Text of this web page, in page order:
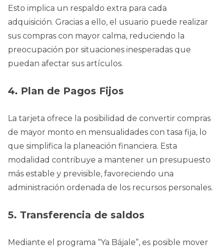
Esto implica un respaldo extra para cada
adquisición. Gracias a ello, el usuario puede realizar
sus compras con mayor calma, reduciendo la
preocupación por situaciones inesperadas que
puedan afectar sus artículos.
4. Plan de Pagos Fijos
La tarjeta ofrece la posibilidad de convertir compras
de mayor monto en mensualidades con tasa fija, lo
que simplifica la planeación financiera. Esta
modalidad contribuye a mantener un presupuesto
más estable y previsible, favoreciendo una
administración ordenada de los recursos personales.
5. Transferencia de saldos
Mediante el programa “Ya Bájale”, es posible mover